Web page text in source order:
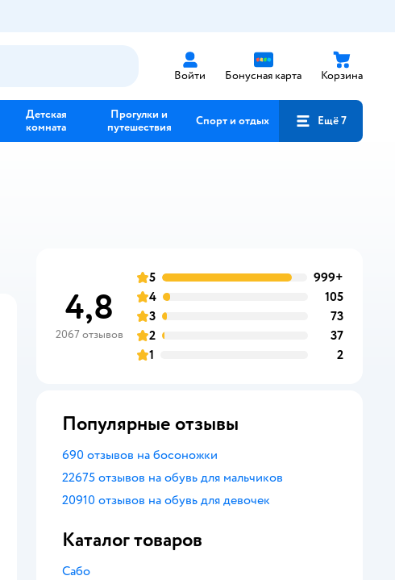
Войти Бонусная карта Корзина
Детская
комната
Прогулки и
путешествия
Спорт и отдых Ещё 7
4,8
2067 отзывов
оценка
5 999+
оценка
4 105отзывов
оценка
3 73отзывов
оценка
2 37отзывов
оценка
1 2отзывов
Популярные отзывы
690 отзывов на босоножки
22675 отзывов на обувь для мальчиков
20910 отзывов на обувь для девочек
Каталог товаров
Сабо